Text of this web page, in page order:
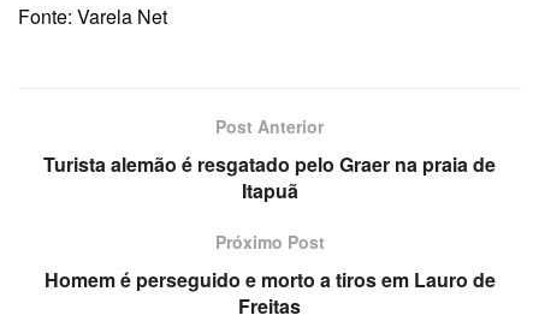
Fonte: Varela Net
Post Anterior
Turista alemão é resgatado pelo Graer na praia de
Itapuã
Próximo Post
Homem é perseguido e morto a tiros em Lauro de
Freitas